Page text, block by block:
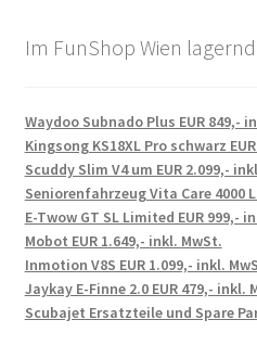
Im FunShop Wien
Waydoo Subnado Plus EUR 849,-
Kingsong KS18XL Pro schwarz
Scuddy Slim V4 um EUR 2.099,-
Seniorenfahrzeug Vita Care 4000
E-Twow GT SL Limited EUR 999,-
Mobot EUR 1.649,- inkl. MwSt.
Inmotion V8S EUR 1.099,- inkl.
Jaykay E-Finne 2.0 EUR 479,- inkl.
Scubajet Ersatzteile und Spare